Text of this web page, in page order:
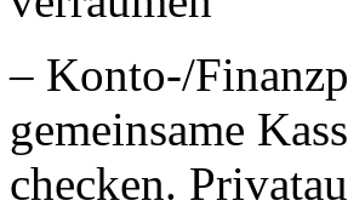
– Konto-/
gemeinsame
checken.